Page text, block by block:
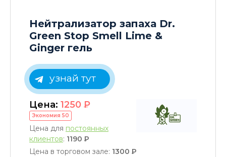
Нейтрализатор запаха Dr.
Green Stop Smell Lime &
Ginger гель
узнай тут
Цена: 1250 P
Экономия 50
Цена для постоянных
клиентов: 1190 P
Цена в торговом зале: 1300 P